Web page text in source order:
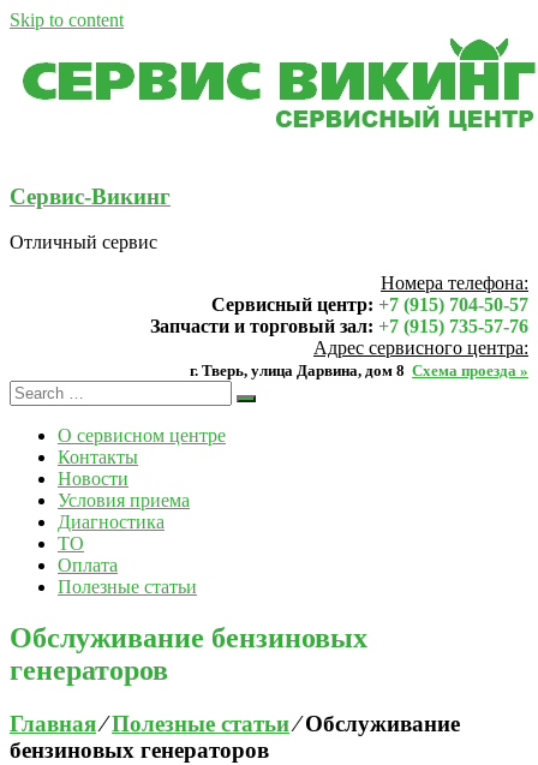
Skip to content
Сервис-Викинг
Отличный сервис
Номера телефона:
Сервисный центр: +7 (915) 704-50-57
Запчасти и торговый зал: +7 (915) 735-57-76
Адрес сервисного центра:
г. Тверь, улица Дарвина, дом 8 Схема проезда »
О сервисном центре
Контакты
Новости
Условия приема
Диагностика
ТО
Оплата
Полезные статьи
Обслуживание бензиновых
генераторов
Главная⁄Полезные статьи⁄Обслуживание
бензиновых генераторов